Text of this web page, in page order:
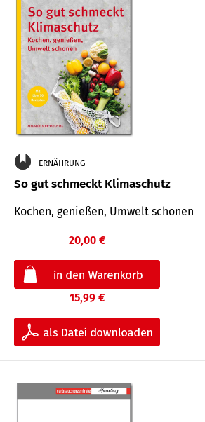
ERNÄHRUNG
So gut schmeckt Klimaschutz
Kochen, genießen, Umwelt schonen
20,00 €
15,99 €